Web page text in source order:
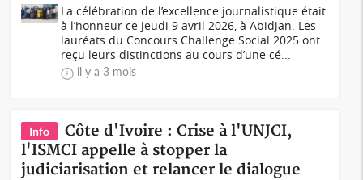
La célébration de l’excellence journalistique était
à l’honneur ce jeudi 9 avril 2026, à Abidjan. Les
lauréats du Concours Challenge Social 2025 ont
reçu leurs distinctions au cours d’une cé...
il y a 3 mois
Info
Côte d'Ivoire : Crise à l'UNJCI,
l'ISMCI appelle à stopper la
judiciarisation et relancer le dialogue